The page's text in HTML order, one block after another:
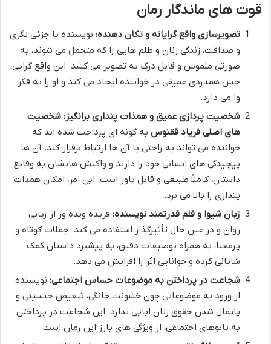
قوت های ماندگار رمان
تصویرسازی واقع گرایانه و تکان دهنده: نویسنده با جزئی نگری
و صداقت، زندگی زنان و ظلم هایی را که متحمل می شوند، به
صورتی ملموس و قابل درک به تصویر می کشد. این واقع گرایی،
حس همدردی عمیقی در خواننده ایجاد می کند و او را به فکر
وا می دارد.
شخصیت پردازی عمیق و همذات پنداری برانگیز: شخصیت
های اصلی فریاد ققنوس به گونه ای پرداخت شده اند که
خواننده می تواند به راحتی با آن ها ارتباط برقرار کند. آن ها
پیچیدگی های انسانی خود را دارند و واکنش هایشان به وقایع
داستان، کاملاً طبیعی و قابل باور است. این امر، امکان همذات
پنداری را بالا می برد.
زبان شیوا و قلم قدرتمند نویسنده: فریده ونده ور از زبانی
روان و در عین حال تأثیرگذار استفاده می کند. جملات کوتاه و
پرمعنا، به همراه توصیفات دقیق، به پیشبرد داستان کمک
شایانی کرده و خوانایی اثر را افزایش می دهد.
شجاعت در پرداختن به موضوعات حساس اجتماعی: نویسنده
از ورود به موضوعاتی چون خشونت خانگی، تبعیض جنسیتی و
پایمال شدن حقوق زنان ابایی ندارد. این شجاعت در پرداختن
به تابوهای اجتماعی، از ویژگی های بارز این رمان است.